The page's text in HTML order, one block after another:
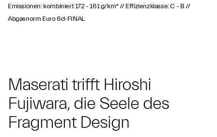
Emissionen: kombiniert 172 - 161 g/km* // Effizienzklasse: C - B //
Abgasnorm Euro 6d-FINAL
Maserati trifft Hiroshi
Fujiwara, die Seele des
Fragment Design